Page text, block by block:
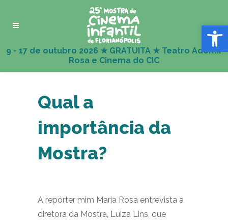
Abrir
Qual a
importância da
Mostra?
A repórter mim Maria Rosa entrevista a
diretora da Mostra, Luiza Lins, que